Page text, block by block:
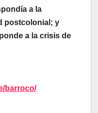
a la
postcolonial; y
a la crisis de
barroco/